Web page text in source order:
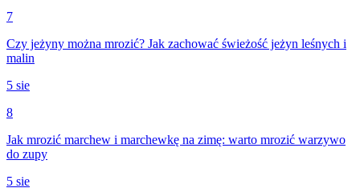
7
Czy jeżyny można mrozić? Jak zachować świeżość jeżyn leśnych i
malin
5 sie
8
Jak mrozić marchew i marchewkę na zimę: warto mrozić warzywo
do zupy
5 sie